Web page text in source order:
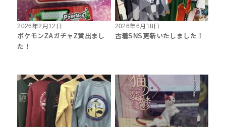
2026年2月12日
ポケモンZAガチャZ賞出まし
た！
2026年6月18日
古着SNS更新いたしました！